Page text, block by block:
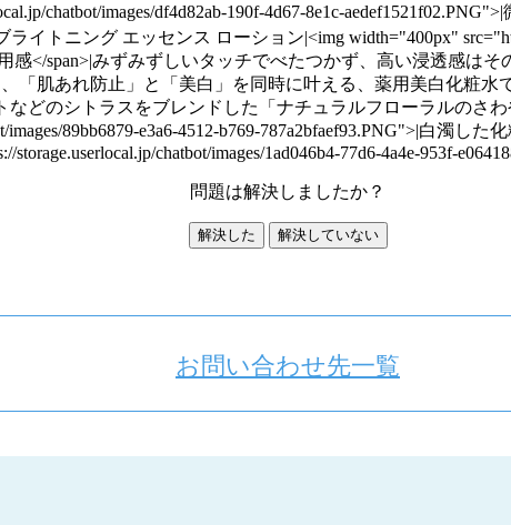
chatbot/images/df4d82ab-190f-4d67-8e1c-
トニング エッセンス ローション|<img width="400px"
感</span>|みずみずしいタッチでべたつかず、高い浸透感
肌あれ防止」と「美白」を同時に叶える、薬用美白化粧水
どのシトラスをブレンドした「ナチュラルフローラルのさわ
images/89bb6879-e3a6-4512-b769-787a2bfaef93.PNG">|白濁し
storage.userlocal.jp/chatbot/images/1ad046b4-77d6-4a4e-953f-
問題は解決しましたか？
解決した 解決していない
お問い合わせ先一覧